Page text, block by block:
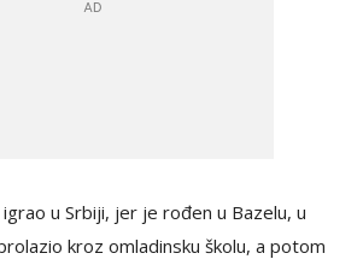
u Srbiji, jer je rođen u Bazelu, u
kroz omladinsku školu, a potom